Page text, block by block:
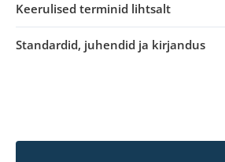
Keerulised terminid lihtsalt
Standardid, juhendid ja kirjandus